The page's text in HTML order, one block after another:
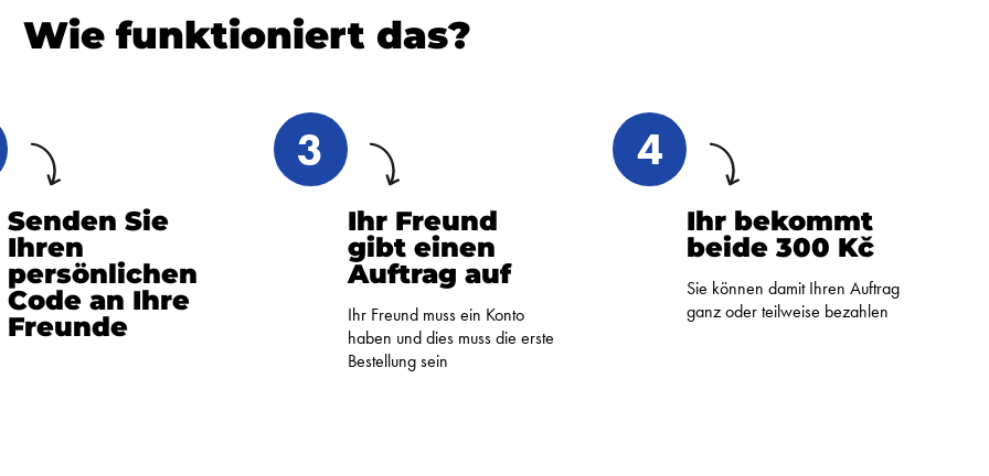
Wie funktioniert das?
Senden Sie
Ihren
persönlichen
Code an Ihre
Freunde
3
Ihr Freund
gibt einen
Auftrag auf
Ihr Freund muss ein Konto
haben und dies muss die erste
Bestellung sein
4
Ihr bekommt
beide 300 Kč
Sie können damit Ihren Auftrag
ganz oder teilweise bezahlen